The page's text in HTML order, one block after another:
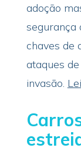
adoção
segurança
chaves de
ataques
invasão.